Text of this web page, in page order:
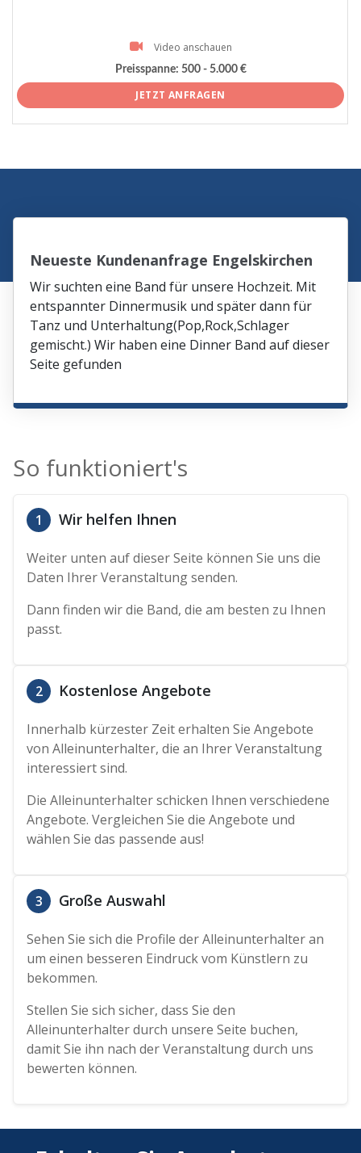
Video anschauen
Preisspanne: 500 - 5.000 €
JETZT ANFRAGEN
Neueste Kundenanfrage Engelskirchen
Wir suchten eine Band für unsere Hochzeit. Mit
entspannter Dinnermusik und später dann für
Tanz und Unterhaltung(Pop,Rock,Schlager
gemischt.) Wir haben eine Dinner Band auf dieser
Seite gefunden
So funktioniert's
1 Wir helfen Ihnen
Weiter unten auf dieser Seite können Sie uns die
Daten Ihrer Veranstaltung senden.
Dann finden wir die Band, die am besten zu Ihnen
passt.
2 Kostenlose Angebote
Innerhalb kürzester Zeit erhalten Sie Angebote
von Alleinunterhalter, die an Ihrer Veranstaltung
interessiert sind.
Die Alleinunterhalter schicken Ihnen verschiedene
Angebote. Vergleichen Sie die Angebote und
wählen Sie das passende aus!
3 Große Auswahl
Sehen Sie sich die Profile der Alleinunterhalter an
um einen besseren Eindruck vom Künstlern zu
bekommen.
Stellen Sie sich sicher, dass Sie den
Alleinunterhalter durch unsere Seite buchen,
damit Sie ihn nach der Veranstaltung durch uns
bewerten können.